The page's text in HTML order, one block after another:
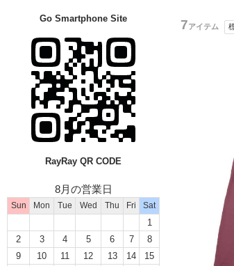
Go Smartphone Site
RayRay QR CODE
8月の営業日
Sun Mon Tue Wed Thu Fri Sat
1
2
3 4 5 6 7
8
9
10 11 12 13 14
15
7アイテム